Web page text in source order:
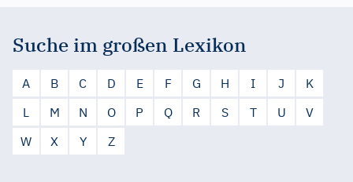
Suche im großen Lexikon
A B C D E F G H I J
K
L
M N O P Q R S T U
V
W
X Y Z